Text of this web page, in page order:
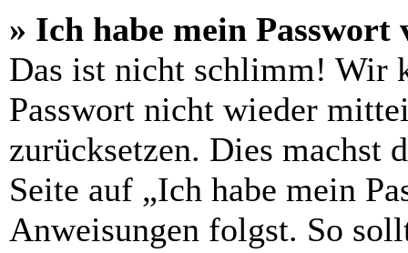
» Ich habe mein Passwort
Das ist nicht schlimm! Wir
Passwort nicht wieder
zurücksetzen. Dies machst
Seite auf „Ich habe mein
Anweisungen folgst. So